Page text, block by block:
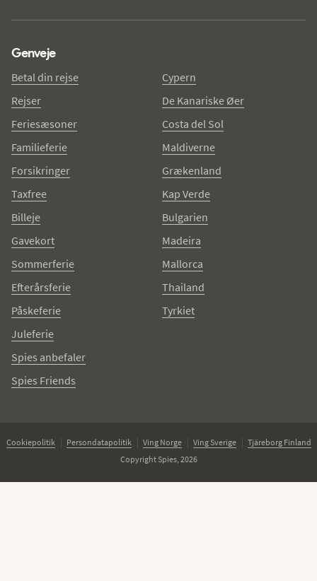
Genveje
Betal din rejse
Rejser
Feriesæsoner
Familieferie
Forsikringer
Taxfree
Billeje
Gavekort
Sommerferie
Efterårsferie
Påskeferie
Juleferie
Spies anbefaler
Spies Friends
Cypern
De Kanariske Øer
Costa del Sol
Maldiverne
Grækenland
Kap Verde
Bulgarien
Madeira
Mallorca
Thailand
Tyrkiet
Cookiepolitik Persondatapolitik Ving Norge Ving Sverige
Tjäreborg Finland
Copyright Spies, 2026